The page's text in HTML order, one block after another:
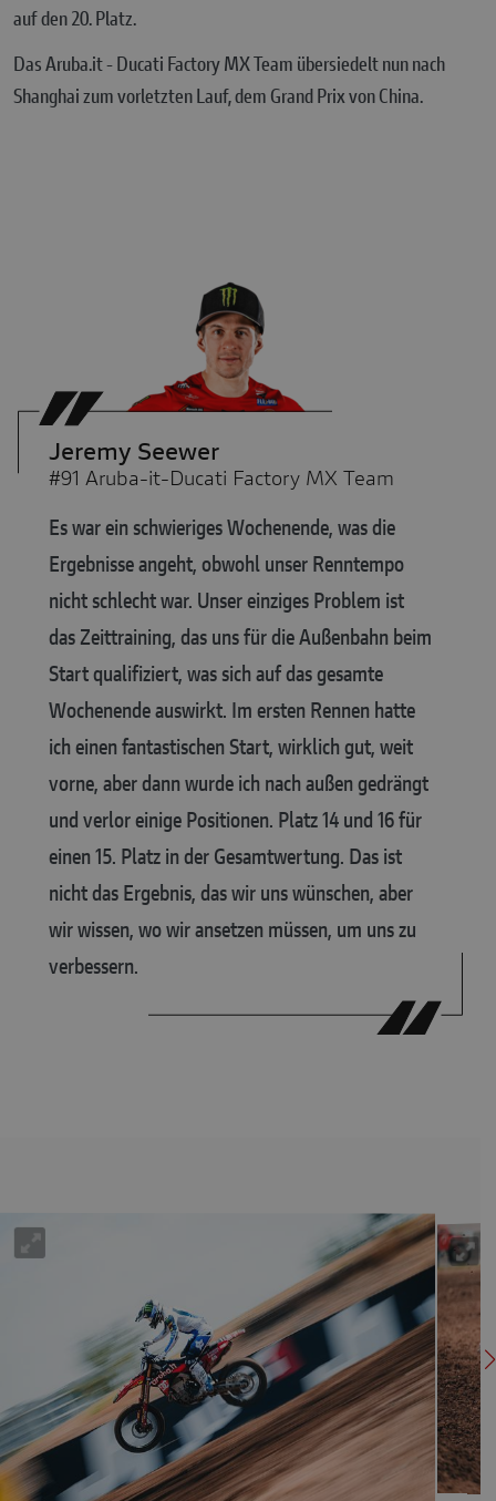
auf den 20. Platz.
Das Aruba.it - Ducati Factory MX Team übersiedelt nun nach
Shanghai zum vorletzten Lauf, dem Grand Prix von China.
Jeremy Seewer
#91 Aruba-it-Ducati Factory MX Team
Es war ein schwieriges Wochenende, was die
Ergebnisse angeht, obwohl unser Renntempo
nicht schlecht war. Unser einziges Problem ist
das Zeittraining, das uns für die Außenbahn beim
Start qualifiziert, was sich auf das gesamte
Wochenende auswirkt. Im ersten Rennen hatte
ich einen fantastischen Start, wirklich gut, weit
vorne, aber dann wurde ich nach außen gedrängt
und verlor einige Positionen. Platz 14 und 16 für
einen 15. Platz in der Gesamtwertung. Das ist
nicht das Ergebnis, das wir uns wünschen, aber
wir wissen, wo wir ansetzen müssen, um uns zu
verbessern.